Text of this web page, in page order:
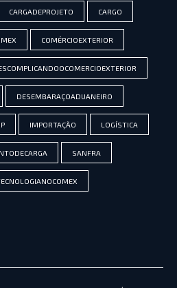
CARGADEPROJETO CARGO
COMÉRCIOEXTERIOR
DESEMBARAÇOADUANEIRO
IMPORTAÇÃO LOGÍSTICA
SANFRA